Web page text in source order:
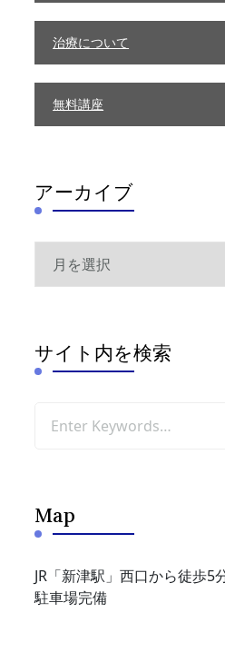
治療について
無料講座
アーカイブ
サイト内を検索
for
Map
JR「新津駅」西口から徒歩5
駐車場完備